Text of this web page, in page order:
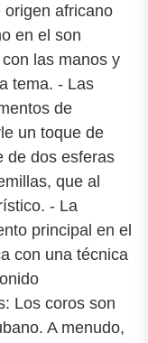
origen africano
en el son
las manos y
tema. - Las
de
un toque de
de dos esferas
que al
- La
principal en el
con una técnica
Los coros son
A menudo,